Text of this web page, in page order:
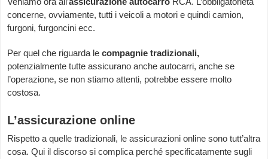
concerne, ovviamente, tutti i veicoli a motori e quindi camion,
furgoni, furgoncini ecc.
Per quel che riguarda le compagnie tradizionali,
potenzialmente tutte assicurano anche autocarri, anche se
l’operazione, se non stiamo attenti, potrebbe essere molto
costosa.
L’assicurazione online
Rispetto a quelle tradizionali, le assicurazioni online sono tutt’altra
cosa. Qui il discorso si complica perché specificatamente sugli